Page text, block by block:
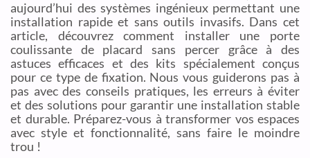
aujourd’hui des systèmes ingénieux permettant une
installation rapide et sans outils invasifs. Dans cet
article, découvrez comment installer une porte
coulissante de placard sans percer grâce à des
astuces efficaces et des kits spécialement conçus
pour ce type de fixation. Nous vous guiderons pas à
pas avec des conseils pratiques, les erreurs à éviter
et des solutions pour garantir une installation stable
et durable. Préparez-vous à transformer vos espaces
avec style et fonctionnalité, sans faire le moindre
trou !